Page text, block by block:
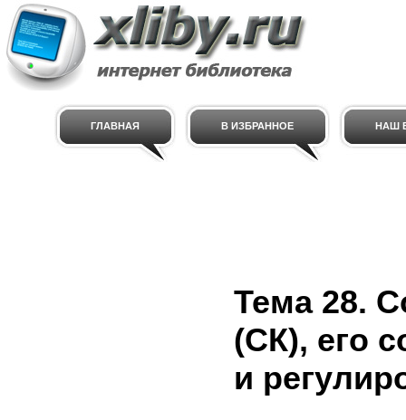
ГЛАВНАЯ В ИЗБРАННОЕ НАШ
Тема 28.
(СК), его
и